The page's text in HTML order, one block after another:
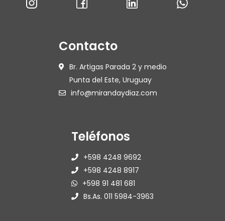
Contacto
Br. Artigas Parada 2 y medio
Punta del Este, Uruguay
info@mirandaydiaz.com
Teléfonos
+598 4248 9692
+598 4248 8917
+598 91 481 681
Bs.As. 011 5984-3963